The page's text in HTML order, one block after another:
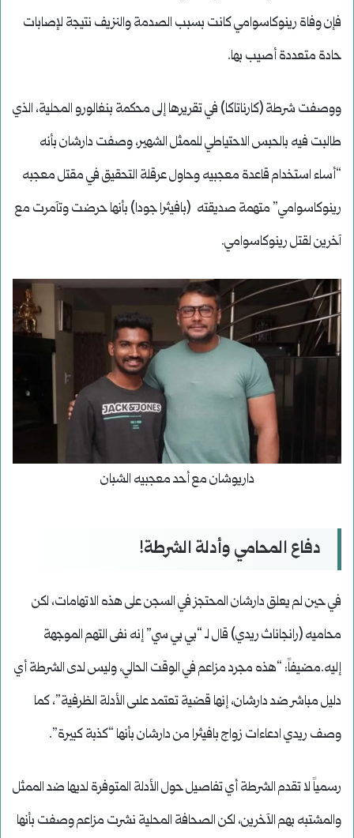
فإن وفاة رينوكاسوامي كانت بسبب الصدمة والنزيف نتيجة لإصابات
حادة متعددة أصيب بها.
ووصفت شرطة (كارناتاكا) في تقريرها إلى محكمة بنغالورو المحلية، الذي
طالبت فيه بالحبس الاحتياطي للممثل الشهير، وصفت دارشان بأنه
“أساء استخدام قاعدة معجبيه وحاول عرقلة التحقيق في مقتل معجبه
رينوكاسوامي” متهمة صديقته (بافيثرا جودا) بأنها حرضت وتآمرت مع
آخرين لقتل رينوكاسوامي.
داريوشان مع أحد معجبيه الشبان
دفاع المحامي وأدلة الشرطة!
في حين لم يعلق دارشان المحتجز في السجن على هذه الاتهامات، لكن
محاميه (رانجاناث ريدي) قال لـ “بي بي سي” إنه نفى التهم الموجهة
إليه.مضيفاً: “هذه مجرد مزاعم في الوقت الحالي، وليس لدى الشرطة أي
دليل مباشر ضد دارشان، إنها قضية تعتمد علىى الأدلة الظرفية”، كما
وصف ريدي ادعاءات زواج بافيثرا من دارشان بأنها “كذبة كبيرة”.
رسمياً لا تقدم الشرطة أي تفاصيل حول الأدلة المتوفرة لديها ضد الممثل
والمشتبه بهم الآخرين، لكن الصحافة المحلية نشرت مزاعم وصفت بأنها